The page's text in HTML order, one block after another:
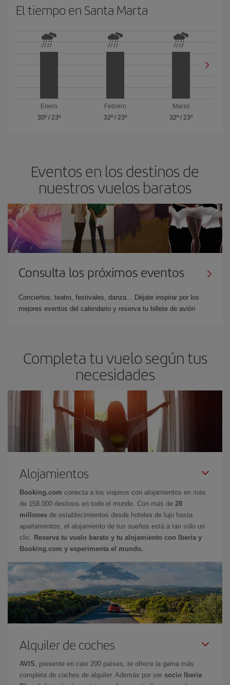
El tiempo en Santa Marta
Enero
30º/ 23º
Febrero
32º/ 23º
Marzo
32º / 23º
Eventos en los destinos de
nuestros vuelos baratos
Consulta los próximos eventos
Conciertos, teatro, festivales, danza... Déjate inspirar por los
mejores eventos del calendario y reserva tu billete de avión
Completa tu vuelo según tus
necesidades
Alojamientos
Booking.com conecta a los viajeros con alojamientos en más
de 158.000 destinos en todo el mundo. Con más de 28
millones de establecimientos desde hoteles de lujo hasta
apartamentos, el alojamiento de tus sueños está a tan sólo un
clic.
Reserva tu vuelo barato y tu alojamiento con Iberia y
Booking.com y experimenta el mundo.
Alquiler de coches
AVIS , presente en casi 200 países, te ofrece la gama más
completa de coches de alquiler. Además por ser socio Iberia